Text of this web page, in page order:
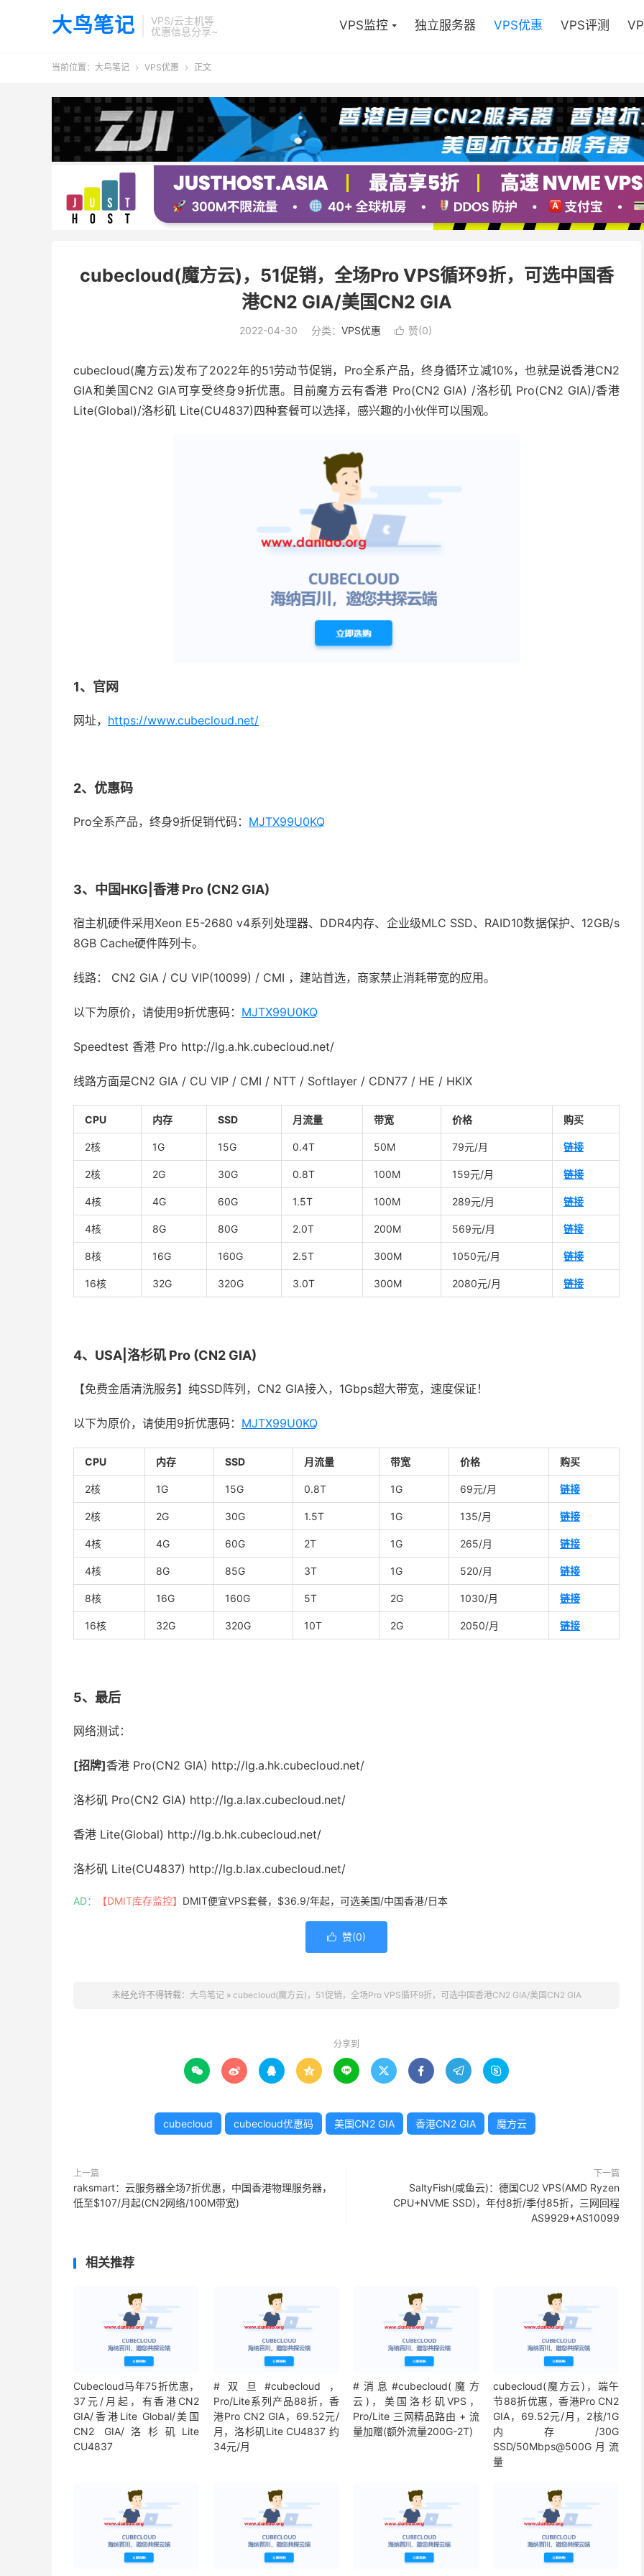
大鸟笔记
VPS/云主机等
优惠信息分享~
VPS监控 独立服务器 VPS优惠 VPS评测
当前位置： 大鸟笔记  VPS优惠  正文
cubecloud(魔方云)，51促销，全场Pro VPS循环9折，可选中国香
港CN2 GIA/美国CN2 GIA
2022-04-30 分类： VPS优惠  赞(0)
cubecloud(魔方云)发布了2022年的51劳动节促销，Pro全系产品，终身循环立减10%，也就是说香港CN2
GIA和美国CN2 GIA可享受终身9折优惠。目前魔方云有香港 Pro(CN2 GIA) /洛杉矶 Pro(CN2 GIA)/香港
Lite(Global)/洛杉矶 Lite(CU4837)四种套餐可以选择，感兴趣的小伙伴可以围观。
1、官网
网址， https://www.cubecloud.net/
2、优惠码
Pro全系产品，终身9折促销代码： MJTX99U0KQ
3、中国HKG|香港 Pro (CN2 GIA)
宿主机硬件采用Xeon E5-2680 v4系列处理器、DDR4内存、企业级MLC SSD、RAID10数据保护、12GB/s
8GB Cache硬件阵列卡。
线路： CN2 GIA / CU VIP(10099) / CMI ，建站首选，商家禁止消耗带宽的应用。
以下为原价，请使用9折优惠码： MJTX99U0KQ
Speedtest 香港 Pro http://lg.a.hk.cubecloud.net/
线路方面是CN2 GIA / CU VIP / CMI / NTT / Softlayer / CDN77 / HE / HKIX
CPU 内存 SSD 月流量 带宽 价格 购买
2核 1G 15G 0.4T 50M 79元/月 链接
2核 2G 30G 0.8T 100M 159元/月 链接
4核 4G 60G 1.5T 100M 289元/月 链接
4核 8G 80G 2.0T 200M 569元/月 链接
8核 16G 160G 2.5T 300M 1050元/月 链接
16核 32G 320G 3.0T 300M 2080元/月 链接
4、USA|洛杉矶 Pro (CN2 GIA)
【免费金盾清洗服务】纯SSD阵列，CN2 GIA接入，1Gbps超大带宽，速度保证！
以下为原价，请使用9折优惠码： MJTX99U0KQ
CPU 内存 SSD 月流量 带宽 价格 购买
2核 1G 15G 0.8T 1G 69元/月 链接
2核 2G 30G 1.5T 1G 135/月 链接
4核 4G 60G 2T 1G 265/月 链接
4核 8G 85G 3T 1G 520/月 链接
8核 16G 160G 5T 2G 1030/月 链接
16核 32G 320G 10T 2G 2050/月 链接
5、最后
网络测试：
[招牌]香港 Pro(CN2 GIA) http://lg.a.hk.cubecloud.net/
洛杉矶 Pro(CN2 GIA) http://lg.a.lax.cubecloud.net/
香港 Lite(Global) http://lg.b.hk.cubecloud.net/
洛杉矶 Lite(CU4837) http://lg.b.lax.cubecloud.net/
AD： 【DMIT库存监控】 DMIT便宜VPS套餐，$36.9/年起，可选美国/中国香港/日本
 赞(0)
未经允许不得转载： 大鸟笔记» cubecloud(魔方云)，51促销，全场Pro VPS循环9折，可选中国香港CN2 GIA/美国CN2 GIA
分享到
        
cubecloud cubecloud优惠码 美国CN2 GIA 香港CN2 GIA 魔方云
上一篇
raksmart：云服务器全场7折优惠，中国香港物理服务器，
低至$107/月起(CN2网络/100M带宽)
下一篇
SaltyFish(咸鱼云)：德国CU2 VPS(AMD Ryzen
CPU+NVME SSD)，年付8折/季付85折，三网回程
AS9929+AS10099
相关推荐
Cubecloud马年75折优惠，
37元/月起，有香港CN2
GIA/香港Lite Global/美国
CN2 GIA/洛杉矶Lite
CU4837
#双旦#cubecloud，
Pro/Lite系列产品88折，香
港Pro CN2 GIA，69.52元/
月，洛杉矶Lite CU4837 约
34元/月
#消息#cubecloud(魔方
云)，美国洛杉矶VPS，
Pro/Lite 三网精品路由 + 流
量加赠(额外流量200G-2T)
cubecloud(魔方云)，端午
节88折优惠，香港Pro CN2
GIA，69.52元/月，2核/1G
内存/30G
SSD/50Mbps@500G月流
量